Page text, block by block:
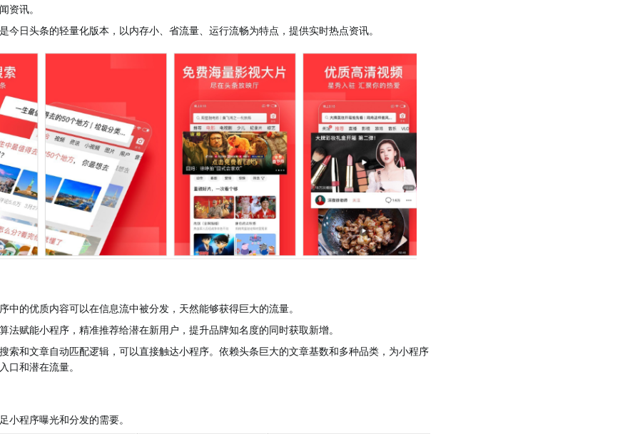
资讯。
是今日头条的轻量化版本，以内存小、省流量、运行流畅为特点，提供实时热点资讯。
序中的优质内容可以在信息流中被分发，天然能够获得巨大的流量。
法赋能小程序，精准推荐给潜在新用户，提升品牌知名度的同时获取新增。
搜索和文章自动匹配逻辑，可以直接触达小程序。依赖头条巨大的文章基数和多种品类，为小程序
口和潜在流量。
小程序曝光和分发的需要。